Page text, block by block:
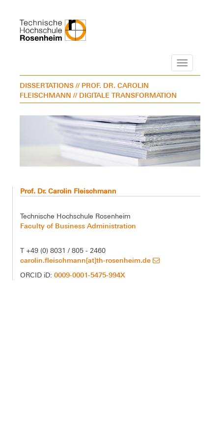
Navigation
DISSERTATIONS // PROF. DR. CAROLIN
FLEISCHMANN // DIGITALE TRANSFORMATION
Prof. Dr. Carolin Fleischmann
Technische Hochschule Rosenheim
Faculty of Business Administration
T +49 (0) 8031 / 805 - 2460
carolin.fleischmann[at]th-rosenheim.de
ORCID iD: 0009-0001-5475-994X